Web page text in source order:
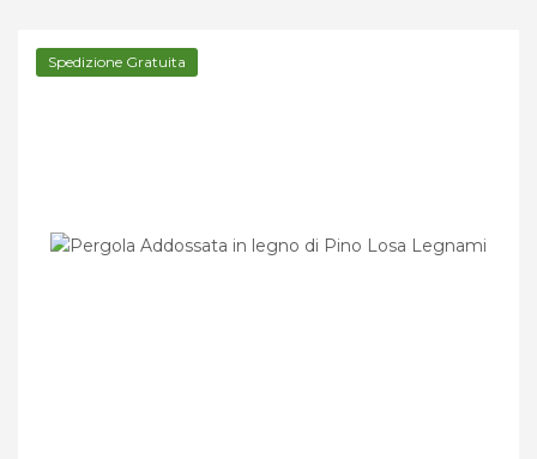
Spedizione Gratuita